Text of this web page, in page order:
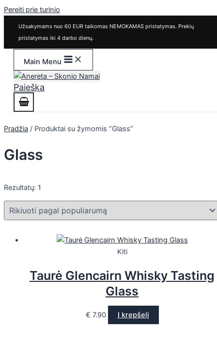
Pereiti prie turinio
Užsakymams nuo 60 EUR taikomas NEMOKAMAS pristatymas. Prekių
pristatymas iki 4 darbo dienų.
Main Menu
Paieška
Pradžia / Produktai su žymomis “Glass”
Glass
Rezultatų: 1
Kiti
Taurė Glencairn Whisky Tasting
Glass
€ 7.90 Į krepšelį